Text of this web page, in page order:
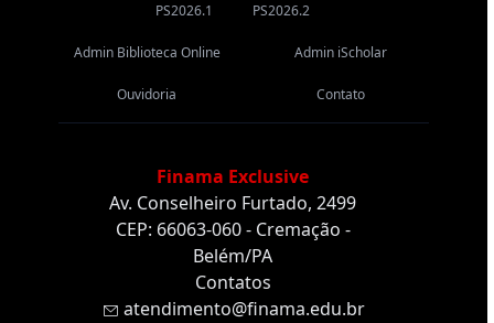
PS2026.1
PS2026.2
Admin Biblioteca Online Admin iScholar
Ouvidoria Contato
Finama Exclusive
Av. Conselheiro Furtado, 2499
CEP: 66063-060 - Cremação -
Belém/PA
Contatos
atendimento@finama.edu.br